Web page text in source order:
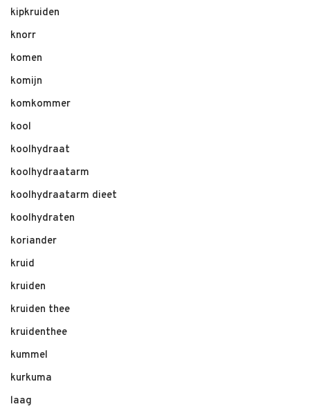
kipkruiden
knorr
komen
komijn
komkommer
kool
koolhydraat
koolhydraatarm
koolhydraatarm dieet
koolhydraten
koriander
kruid
kruiden
kruiden thee
kruidenthee
kummel
kurkuma
laag